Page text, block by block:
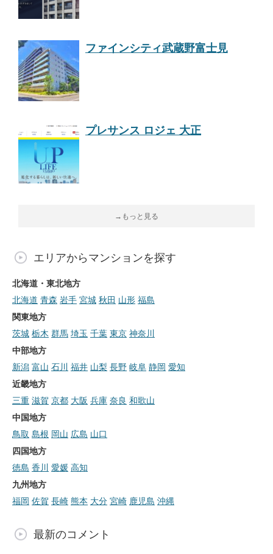
ファインシティ武蔵野富士見
プレサンス ロジェ 大正
→もっと見る
エリアからマンションを探す
北海道・東北地方
北海道 青森 岩手 宮城 秋田 山形 福島
関東地方
茨城 栃木 群馬 埼玉 千葉 東京 神奈川
中部地方
新潟 富山 石川 福井 山梨 長野 岐阜 静岡 愛知
近畿地方
三重 滋賀 京都 大阪 兵庫 奈良 和歌山
中国地方
鳥取 島根 岡山 広島 山口
四国地方
徳島 香川 愛媛 高知
九州地方
福岡 佐賀 長崎 熊本 大分 宮崎 鹿児島 沖縄
最新のコメント